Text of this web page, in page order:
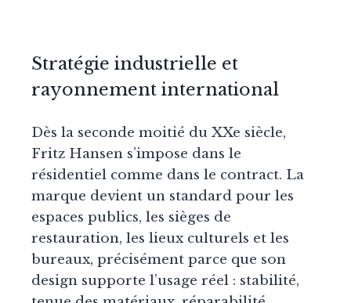
Stratégie industrielle et
rayonnement international
Dès la seconde moitié du XXe siècle,
Fritz Hansen s’impose dans le
résidentiel comme dans le contract. La
marque devient un standard pour les
espaces publics, les sièges de
restauration, les lieux culturels et les
bureaux, précisément parce que son
design supporte l’usage réel : stabilité,